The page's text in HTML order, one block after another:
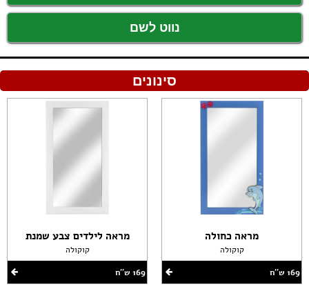
נווט לשם
סינונים
מראה כחולה
קוקולה
169 ש''ח
מראה לילדים צבע שמנת
קוקולה
169 ש''ח